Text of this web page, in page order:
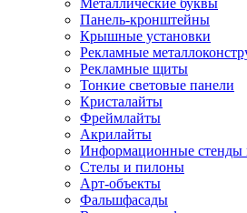
Металлические буквы
Панель-кронштейны
Крышные установки
Рекламные
Рекламные щиты
Тонкие световые панели
Кристалайты
Фреймлайты
Акрилайты
Информационные стенды
Стелы и пилоны
Арт-объекты
Фальшфасады